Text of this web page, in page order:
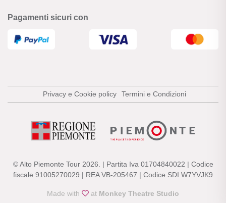
Pagamenti sicuri con
Privacy e Cookie policy Termini e Condizioni
© Alto Piemonte Tour 2026. | Partita Iva 01704840022 | Codice
fiscale 91005270029 | REA VB-205467 | Codice SDI W7YVJK9
Made with at Monkey Theatre Studio